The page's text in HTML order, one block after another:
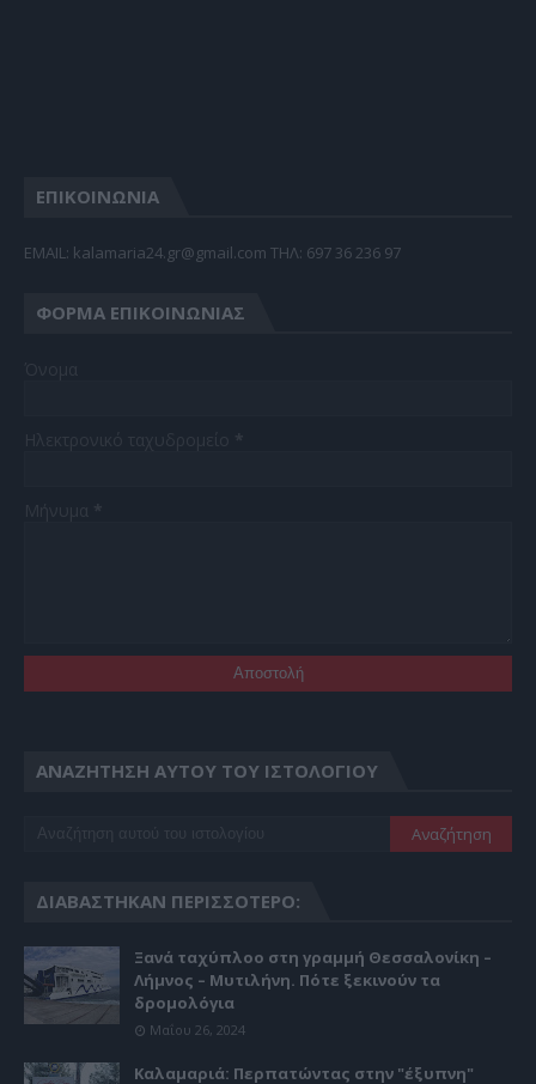
ΕΠΙΚΟΙΝΩΝΙΑ
EMAIL: kalamaria24.gr@gmail.com TΗΛ: 697 36 236 97
ΦΌΡΜΑ ΕΠΙΚΟΙΝΩΝΊΑΣ
ΑΝΑΖΉΤΗΣΗ ΑΥΤΟΎ ΤΟΥ ΙΣΤΟΛΟΓΊΟΥ
ΔΙΑΒΆΣΤΗΚΑΝ ΠΕΡΙΣΣΌΤΕΡΟ:
Ξανά ταχύπλοο στη γραμμή Θεσσαλονίκη –
Λήμνος – Μυτιλήνη. Πότε ξεκινούν τα
δρομολόγια
Μαΐου 26, 2024
Καλαμαριά: Περπατώντας στην "έξυπνη"